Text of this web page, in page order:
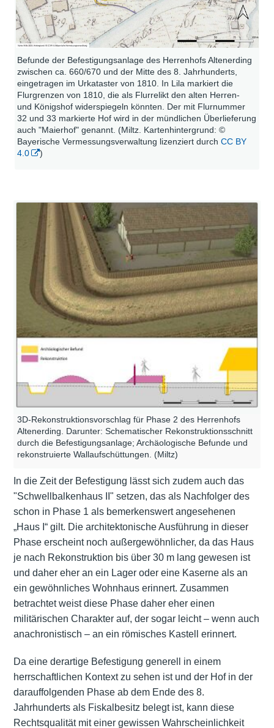
Befunde der Befestigungsanlage des Herrenhofs Altenerding
zwischen ca. 660/670 und der Mitte des 8. Jahrhunderts,
eingetragen im Urkataster von 1810. In Lila markiert die
Flurgrenzen von 1810, die als Flurrelikt den alten Herren-
und Königshof widerspiegeln könnten. Der mit Flurnummer
32 und 33 markierte Hof wird in der mündlichen Überlieferung
auch "Maierhof" genannt. (Miltz. Kartenhintergrund: ©
Bayerische Vermessungsverwaltung lizenziert durchCC BY
4.0
)
3D-Rekonstruktionsvorschlag für Phase 2 des Herrenhofs
Altenerding. Darunter: Schematischer Rekonstruktionsschnitt
durch die Befestigungsanlage; Archäologische Befunde und
rekonstruierte Wallaufschüttungen. (Miltz)
In die Zeit der Befestigung lässt sich zudem auch das
"Schwellbalkenhaus II" setzen, das als Nachfolger des
schon in Phase 1 als bemerkenswert angesehenen
„Haus I“ gilt. Die architektonische Ausführung in dieser
Phase erscheint noch außergewöhnlicher, da das Haus
je nach Rekonstruktion bis über 30 m lang gewesen ist
und daher eher an ein Lager oder eine Kaserne als an
ein gewöhnliches Wohnhaus erinnert. Zusammen
betrachtet weist diese Phase daher eher einen
militärischen Charakter auf, der sogar leicht – wenn auch
anachronistisch – an ein römisches Kastell erinnert.
Da eine derartige Befestigung generell in einem
herrschaftlichen Kontext zu sehen ist und der Hof in der
darauffolgenden Phase ab dem Ende des 8.
Jahrhunderts als Fiskalbesitz belegt ist, kann diese
Rechtsqualität mit einer gewissen Wahrscheinlichkeit